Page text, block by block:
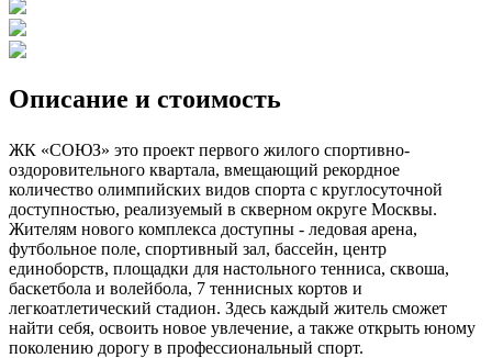
Описание и стоимость
ЖК «СОЮЗ» это проект первого жилого спортивно-
оздоровительного квартала, вмещающий рекордное
количество олимпийских видов спорта с круглосуточной
доступностью, реализуемый в скверном округе Москвы.
Жителям нового комплекса доступны - ледовая арена,
футбольное поле, спортивный зал, бассейн, центр
единоборств, площадки для настольного тенниса, сквоша,
баскетбола и волейбола, 7 теннисных кортов и
легкоатлетический стадион. Здесь каждый житель сможет
найти себя, освоить новое увлечение, а также открыть юному
поколению дорогу в профессиональный спорт.